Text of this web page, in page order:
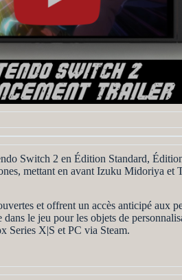
Switch 2 en Édition Standard,
mettant en avant Izuku Midoriya et
et offrent un accès anticipé aux
le jeu pour les objets de
Series X|S et PC via Steam.